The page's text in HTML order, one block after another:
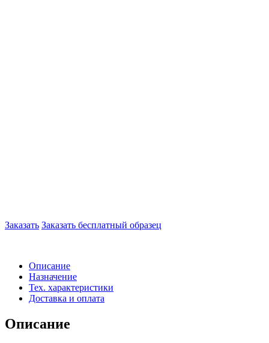
Заказать Заказать бесплатный образец
Описание
Назначение
Тех. характеристики
Доставка и оплата
Описание